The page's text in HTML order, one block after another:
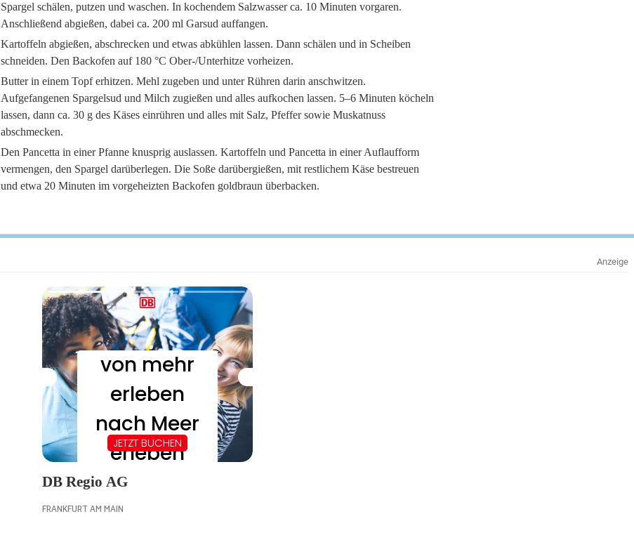
Spargel schälen, putzen und waschen. In kochendem Salzwasser ca. 10 Minuten vorgaren.
Anschließend abgießen, dabei ca. 200 ml Garsud auffangen.
Kartoffeln abgießen, abschrecken und etwas abkühlen lassen. Dann schälen und in Scheiben
schneiden. Den Backofen auf 180 °C Ober-/Unterhitze vorheizen.
Butter in einem Topf erhitzen. Mehl zugeben und unter Rühren darin anschwitzen.
Aufgefangenen Spargelsud und Milch zugießen und alles aufkochen lassen. 5–6 Minuten köcheln
lassen, dann ca. 30 g des Käses einrühren und alles mit Salz, Pfeffer sowie Muskatnuss
abschmecken.
Den Pancetta in einer Pfanne knusprig auslassen. Kartoffeln und Pancetta in einer Auflaufform
vermengen, den Spargel darüberlegen. Die Soße darübergießen, mit restlichem Käse bestreuen
und etwa 20 Minuten im vorgeheizten Backofen goldbraun überbacken.